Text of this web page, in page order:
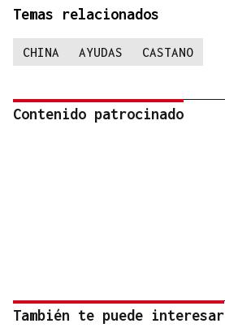
Temas relacionados
CHINA AYUDAS CASTANO
Contenido patrocinado
También te puede interesar